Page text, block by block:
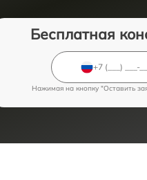
Бесплатная
Нажимая на кнопку "Оставить